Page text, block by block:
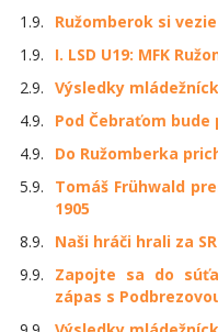
1.9.
Ružomberok si
1.9.
I. LSD U19: MFK
2.9. Výsledky
4.9.
Pod Čebraťom
4.9.
Do Ružomberka
5.9.
Tomáš Frühwald
1905
8.9.
Naši hráči hrali za SR
9.9.
Zapojte sa do
zápas s